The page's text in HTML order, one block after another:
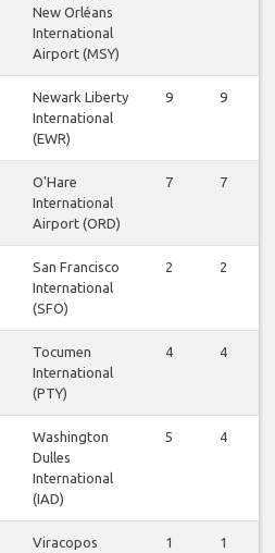
New Orléans
International
Airport (MSY)
Newark Liberty
International
(EWR)
9 9
O'Hare
International
Airport (ORD)
7 7
San Francisco
International
(SFO)
2 2
Tocumen
International
(PTY)
4 4
Washington
Dulles
International
(IAD)
5 4
Viracopos
1 1